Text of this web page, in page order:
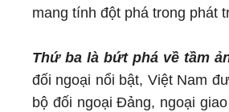
mang tính đột phá trong phát
Thứ ba là bứt phá về tầm
đối ngoại nổi bật, Việt Nam
bộ đối ngoại Đảng, ngoại